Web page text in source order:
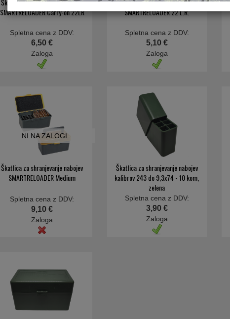
Škatlica za shranjevanje nabojev
SMARTRELOADER Carry-on 22LR
Spletna cena z DDV:
6,50 €
Zaloga
Škatlica za shranjevanje nabojev
SMARTRELOADER 22 L.R.
Spletna cena z DDV:
5,10 €
Zaloga
NI NA ZALOGI
Škatlica za shranjevanje nabojev
SMARTRELOADER Medium
Spletna cena z DDV:
9,10 €
Zaloga
Škatlica za shranjevanje nabojev
kalibrov 243 do 9,3x74 - 10 kom,
zelena
Spletna cena z DDV:
3,90 €
Zaloga